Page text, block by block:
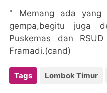
" Memang ada yang
gempa,begitu juga
Puskemas dan
Framadi.(cand)
Tags Lombok Timur